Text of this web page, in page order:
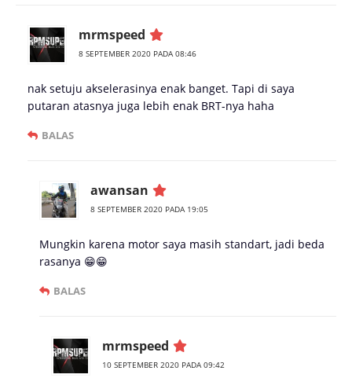
mrmspeed
8 SEPTEMBER 2020 PADA 08:46
nak setuju akselerasinya enak banget. Tapi di saya
putaran atasnya juga lebih enak BRT-nya haha
BALAS
awansan
8 SEPTEMBER 2020 PADA 19:05
Mungkin karena motor saya masih standart, jadi beda
rasanya 😁😁
BALAS
mrmspeed
10 SEPTEMBER 2020 PADA 09:42